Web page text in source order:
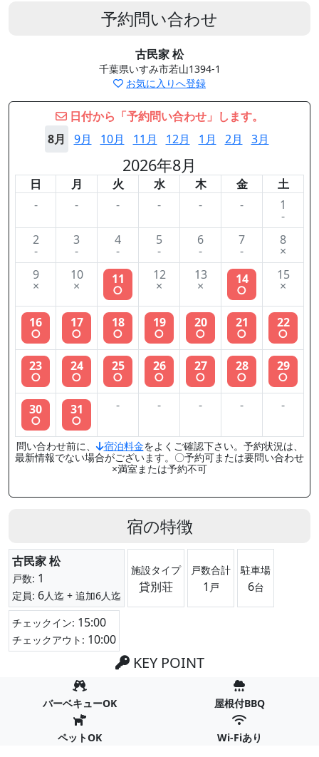
予約問い合わせ
古民家 松
千葉県いすみ市若山1394-1
お気に入りへ登録
日付から「予約問い合わせ」します。
8月
9月 10月 11月 12月 1月 2月 3月
2026年8月
日 月 火 水 木 金
土
-
- - - - - 1
-
2
-
3
-
4
-
5
-
6
-
7
-
8
×
9
×
10
× 11
○
12
×
13
× 14
○
15
×
16
○
17
○
18
○
19
○
20
○
21
○
22
○
23
○
24
○
25
○
26
○
27
○
28
○
29
○
30
○
31
○
- - - - -
問い合わせ前に、 宿泊料金をよくご確認下さい。予約状況は、
最新情報でない場合がございます。〇予約可または要問い合わせ
×満室または予約不可
宿の特徴
古民家 松
戸数: 1
定員: 6人迄 + 追加6人迄
施設タイプ
貸別荘
戸数合計
1 戸
駐車場
6台
チェックイン: 15:00
チェックアウト: 10:00
KEY POINT
バーベキューOK 屋根付BBQ
ペットOK Wi-Fiあり